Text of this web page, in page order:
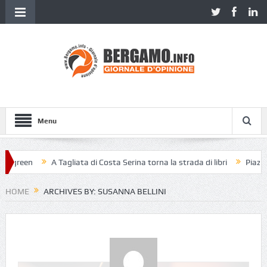
Menu
A Tagliata di Costa Serina torna la strada di libri Piazza
HOME ARCHIVES BY: SUSANNA BELLINI